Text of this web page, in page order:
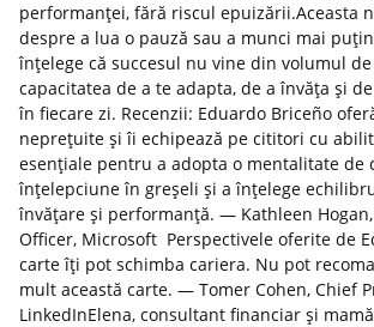
performanței, fără riscul epuizării.Aceasta
despre a lua o pauză sau a munci mai
înțelege că succesul nu vine din volumul
capacitatea de a te adapta, de a învăța și
în fiecare zi. Recenzii: Eduardo Briceño
neprețuite și îi echipează pe cititori cu
esențiale pentru a adopta o mentalitate de
înțelepciune în greșeli și a înțelege
învățare și performanță. — Kathleen
Officer, Microsoft Perspectivele oferite de
carte îți pot schimba cariera. Nu pot
mult această carte. — Tomer Cohen, Chief
LinkedInElena, consultant financiar și